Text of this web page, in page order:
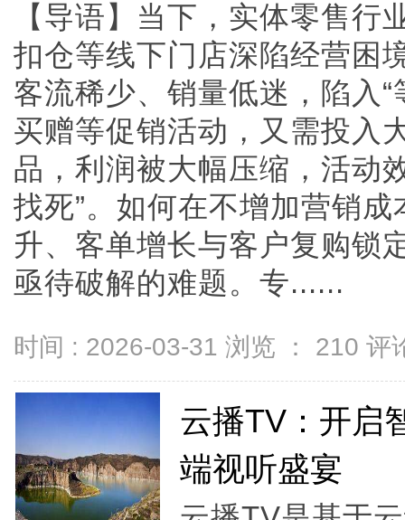
【导语】当下，实体零售
扣仓等线下门店深陷经营困
客流稀少、销量低迷，陷入
买赠等促销活动，又需投入
品，利润被大幅压缩，活动
找死”。如何在不增加营销
升、客单增长与客户复购锁
亟待破解的难题。专......
时间 : 2026-03-31 浏览 ： 210 评
云播TV：开启
端视听盛宴